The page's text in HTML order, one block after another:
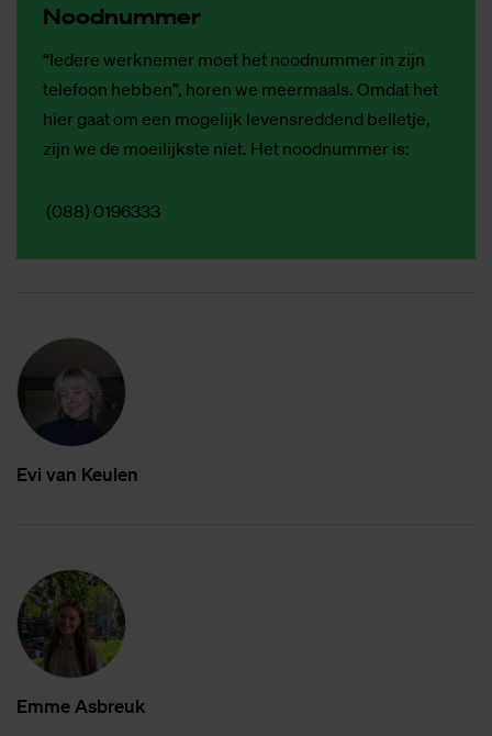
Nood­num­mer
“Iedere werknemer moet het noodnummer in zijn
telefoon hebben”, horen we meermaals. Omdat het
hier gaat om een mogelijk levensreddend belletje,
zijn we de moeilijkste niet. Het noodnummer is:
(088) 0196333
Evi van Keu­len
Emme As­breuk